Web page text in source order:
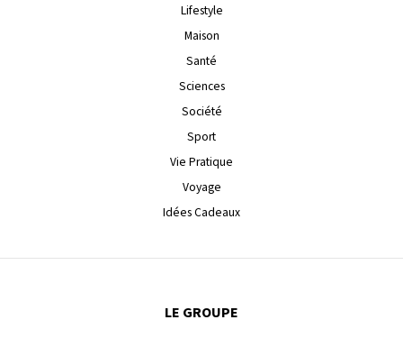
Lifestyle
Maison
Santé
Sciences
Société
Sport
Vie Pratique
Voyage
Idées Cadeaux
LE GROUPE